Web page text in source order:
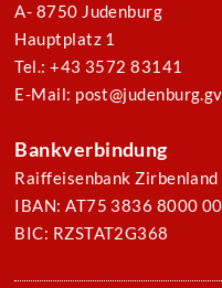
A- 8750 Judenburg
Hauptplatz 1
Tel.: +43 3572 83141
E-Mail:
Bankverbindung
Raiffeisenbank Zirbenland
IBAN: AT75 3836 8000
BIC: RZSTAT2G368